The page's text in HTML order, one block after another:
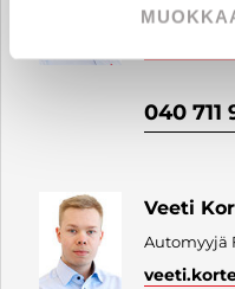
Automyyjä
040 711
Veeti
Automyyjä